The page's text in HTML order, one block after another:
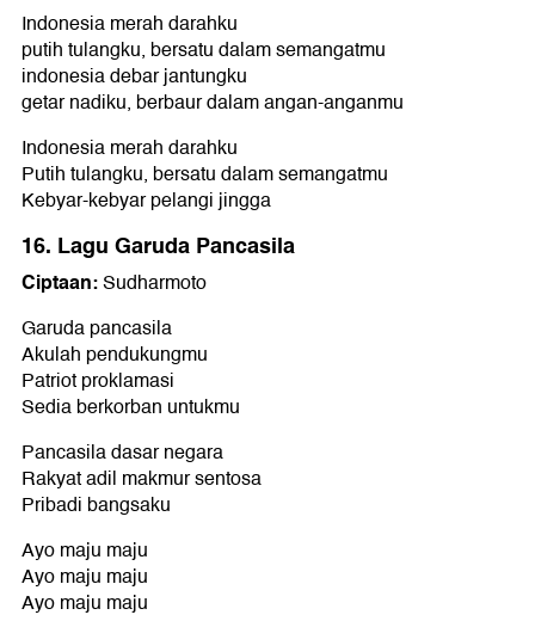
Indonesia merah darahku
putih tulangku, bersatu dalam semangatmu
indonesia debar jantungku
getar nadiku, berbaur dalam angan-anganmu
Indonesia merah darahku
Putih tulangku, bersatu dalam semangatmu
Kebyar-kebyar pelangi jingga
16. Lagu Garuda Pancasila
Ciptaan:Sudharmoto
Garuda pancasila
Akulah pendukungmu
Patriot proklamasi
Sedia berkorban untukmu
Pancasila dasar negara
Rakyat adil makmur sentosa
Pribadi bangsaku
Ayo maju maju
Ayo maju maju
Ayo maju maju